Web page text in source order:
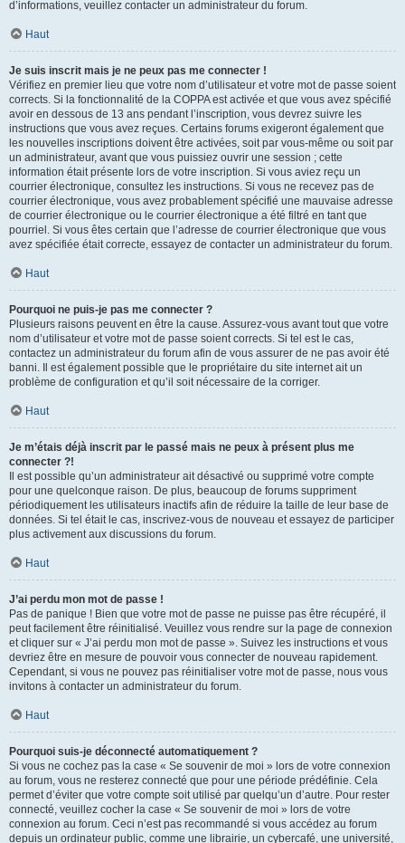
d’informations, veuillez contacter un administrateur du forum.
Haut
Je suis inscrit mais je ne peux pas me connecter !
Vérifiez en premier lieu que votre nom d’utilisateur et votre mot de passe soient
corrects. Si la fonctionnalité de la COPPA est activée et que vous avez spécifié
avoir en dessous de 13 ans pendant l’inscription, vous devrez suivre les
instructions que vous avez reçues. Certains forums exigeront également que
les nouvelles inscriptions doivent être activées, soit par vous-même ou soit par
un administrateur, avant que vous puissiez ouvrir une session ; cette
information était présente lors de votre inscription. Si vous aviez reçu un
courrier électronique, consultez les instructions. Si vous ne recevez pas de
courrier électronique, vous avez probablement spécifié une mauvaise adresse
de courrier électronique ou le courrier électronique a été filtré en tant que
pourriel. Si vous êtes certain que l’adresse de courrier électronique que vous
avez spécifiée était correcte, essayez de contacter un administrateur du forum.
Haut
Pourquoi ne puis-je pas me connecter ?
Plusieurs raisons peuvent en être la cause. Assurez-vous avant tout que votre
nom d’utilisateur et votre mot de passe soient corrects. Si tel est le cas,
contactez un administrateur du forum afin de vous assurer de ne pas avoir été
banni. Il est également possible que le propriétaire du site internet ait un
problème de configuration et qu’il soit nécessaire de la corriger.
Haut
Je m’étais déjà inscrit par le passé mais ne peux à présent plus me
connecter ?!
Il est possible qu’un administrateur ait désactivé ou supprimé votre compte
pour une quelconque raison. De plus, beaucoup de forums suppriment
périodiquement les utilisateurs inactifs afin de réduire la taille de leur base de
données. Si tel était le cas, inscrivez-vous de nouveau et essayez de participer
plus activement aux discussions du forum.
Haut
J’ai perdu mon mot de passe !
Pas de panique ! Bien que votre mot de passe ne puisse pas être récupéré, il
peut facilement être réinitialisé. Veuillez vous rendre sur la page de connexion
et cliquer sur « J’ai perdu mon mot de passe ». Suivez les instructions et vous
devriez être en mesure de pouvoir vous connecter de nouveau rapidement.
Cependant, si vous ne pouvez pas réinitialiser votre mot de passe, nous vous
invitons à contacter un administrateur du forum.
Haut
Pourquoi suis-je déconnecté automatiquement ?
Si vous ne cochez pas la case « Se souvenir de moi » lors de votre connexion
au forum, vous ne resterez connecté que pour une période prédéfinie. Cela
permet d’éviter que votre compte soit utilisé par quelqu’un d’autre. Pour rester
connecté, veuillez cocher la case « Se souvenir de moi » lors de votre
connexion au forum. Ceci n’est pas recommandé si vous accédez au forum
depuis un ordinateur public, comme une librairie, un cybercafé, une université,